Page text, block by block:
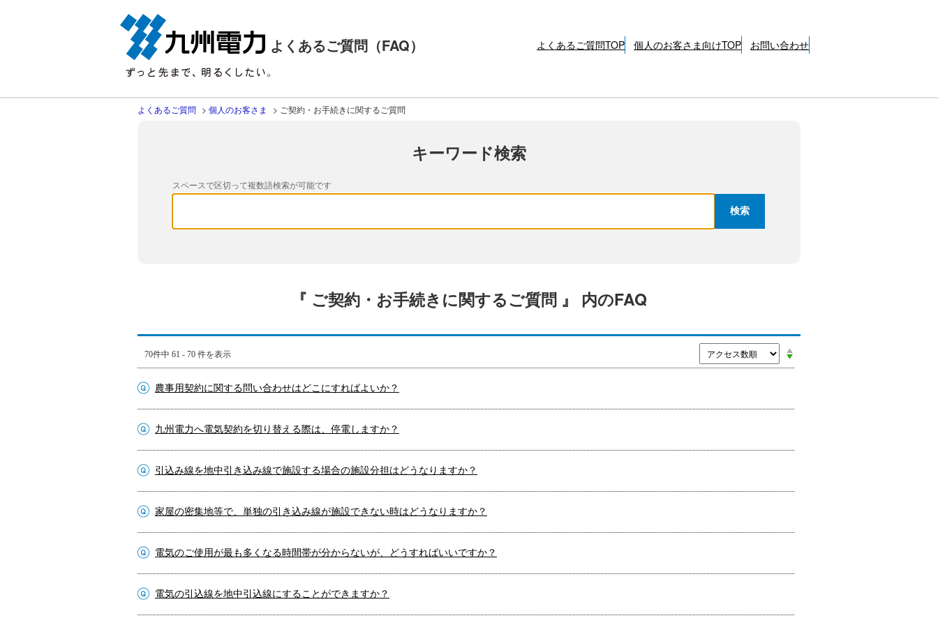
よくあるご質問（FAQ） よくあるご質問TOP 個人のお客さま向けTOP お問い合わせ
よくあるご質問 > 個人のお客さま > ご契約・お手続きに関するご質問
キーワード検索
スペースで区切って複数語検索が可能です
『 ご契約・お手続きに関するご質問 』 内のFAQ
70件中 61 - 70 件を表示
農事用契約に関する問い合わせはどこにすればよいか？
九州電力へ電気契約を切り替える際は、停電しますか？
引込み線を地中引き込み線で施設する場合の施設分担はどうなりますか？
家屋の密集地等で、単独の引き込み線が施設できない時はどうなりますか？
電気のご使用が最も多くなる時間帯が分からないが、どうすればいいですか？
電気の引込線を地中引込線にすることができますか？